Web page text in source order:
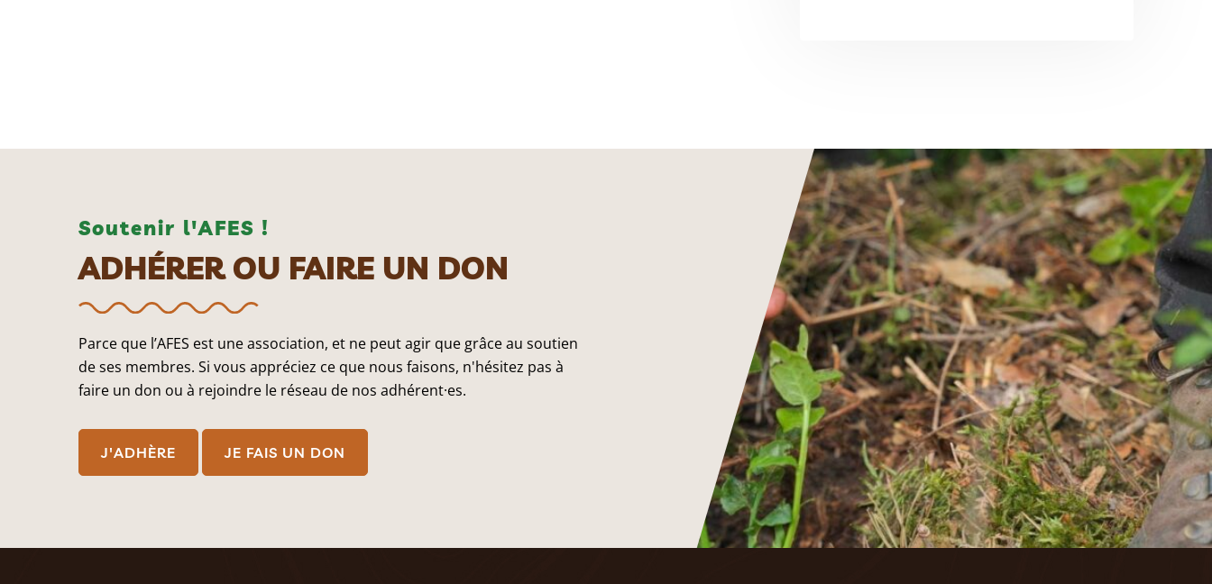
Soutenir l'AFES !
ADHÉRER OU FAIRE UN DON
Parce que l’AFES est une association, et ne peut agir que grâce au soutien
de ses membres. Si vous appréciez ce que nous faisons, n'hésitez pas à
faire un don ou à rejoindre le réseau de nos adhérent·es.
J'ADHÈRE JE FAIS UN DON